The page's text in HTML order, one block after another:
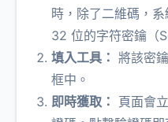
時，除了二維碼，
32 位的字符密鑰（
填入工具： 將該密
框中。
即時獲取： 頁面會